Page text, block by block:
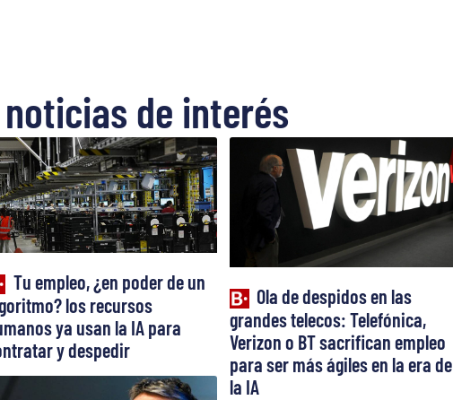
de interés
Tu empleo, ¿en poder de un
los recursos
ya usan la IA para
y despedir
Ola de despidos en las
grandes telecos: Telefónica,
Verizon o BT sacrifican empleo
para ser más ágiles en la era de
la IA